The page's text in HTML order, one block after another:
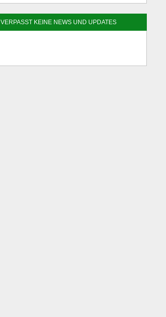
VERPASST KEINE NEWS UND UPDATES